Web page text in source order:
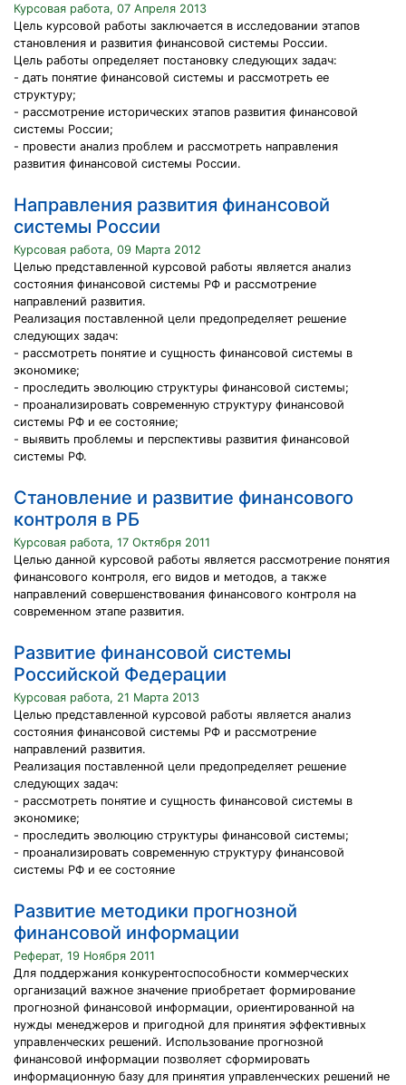
Курсовая работа, 07 Апреля 2013
Цель курсовой работы заключается в исследовании этапов
становления и развития финансовой системы России.
Цель работы определяет постановку следующих задач:
- дать понятие финансовой системы и рассмотреть ее
структуру;
- рассмотрение исторических этапов развития финансовой
системы России;
- провести анализ проблем и рассмотреть направления
развития финансовой системы России.
Направления развития финансовой
системы России
Курсовая работа, 09 Марта 2012
Целью представленной курсовой работы является анализ
состояния финансовой системы РФ и рассмотрение
направлений развития.
Реализация поставленной цели предопределяет решение
следующих задач:
- рассмотреть понятие и сущность финансовой системы в
экономике;
- проследить эволюцию структуры финансовой системы;
- проанализировать современную структуру финансовой
системы РФ и ее состояние;
- выявить проблемы и перспективы развития финансовой
системы РФ.
Становление и развитие финансового
контроля в РБ
Курсовая работа, 17 Октября 2011
Целью данной курсовой работы является рассмотрение понятия
финансового контроля, его видов и методов, а также
направлений совершенствования финансового контроля на
современном этапе развития.
Развитие финансовой системы
Российской Федерации
Курсовая работа, 21 Марта 2013
Целью представленной курсовой работы является анализ
состояния финансовой системы РФ и рассмотрение
направлений развития.
Реализация поставленной цели предопределяет решение
следующих задач:
- рассмотреть понятие и сущность финансовой системы в
экономике;
- проследить эволюцию структуры финансовой системы;
- проанализировать современную структуру финансовой
системы РФ и ее состояние
Развитие методики прогнозной
финансовой информации
Реферат, 19 Ноября 2011
Для поддержания конкурентоспособности коммерческих
организаций важное значение приобретает формирование
прогнозной финансовой информации, ориентированной на
нужды менеджеров и пригодной для принятия эффективных
управленческих решений. Использование прогнозной
финансовой информации позволяет сформировать
информационную базу для принятия управленческих решений не